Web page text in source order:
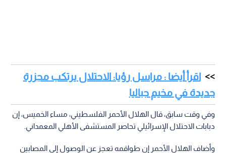
اقرأ أيضا : مراسل رؤيا: الاحتلال يرتكب مجزرة
جديدة في مخيم جباليا
وفي وقت سابق، قال الهلال الأحمر الفلسطيني، مساء الخميس، إن
دبابات الاحتلال الإسرائيلي تحاصر المستشفى الأهلي المعمداني.
وأضاف الهلال الأحمر إن طواقمه تعجز عن الوصول إلى المصابين